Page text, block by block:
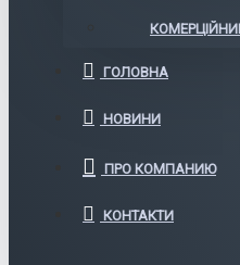
ГОЛОВНА
НОВИНИ
ПРО КОМПАНИЮ
КОНТАКТИ